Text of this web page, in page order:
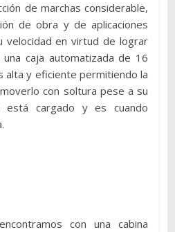
de marchas considerable,
de obra y de aplicaciones
velocidad en virtud de lograr
caja automatizada de 16
alta y eficiente permitiendo la
con soltura pese a su
está cargado y es cuando
con una cabina